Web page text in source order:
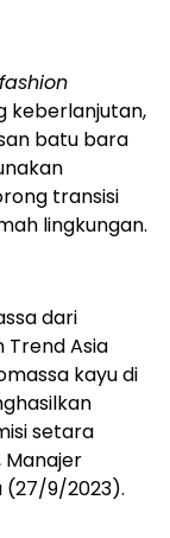
fashion
keberlanjutan,
batu bara
transisi
lingkungan.
dari
Asia
kayu di
setara
Manajer
(27/9/2023).